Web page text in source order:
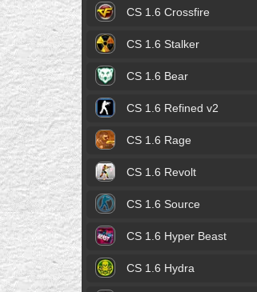
CS 1.6 Crossfire
CS 1.6 Stalker
CS 1.6 Bear
CS 1.6 Refined v2
CS 1.6 Rage
CS 1.6 Revolt
CS 1.6 Source
CS 1.6 Hyper Beast
CS 1.6 Hydra